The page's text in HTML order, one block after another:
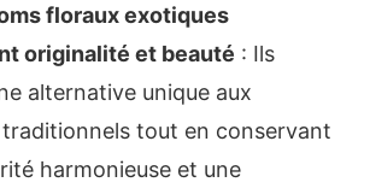
floraux exotiques
originalité et beauté : Ils
alternative unique aux
tout en conservant
harmonieuse et une